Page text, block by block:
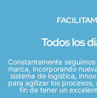
Todos los
Constantemente
marca, incorporando
sistema de logística,
para agilizar los
fin de tener un